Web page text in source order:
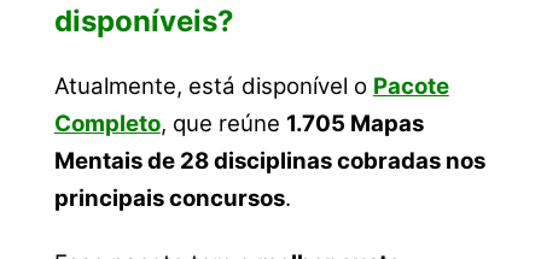
disponíveis?
Atualmente, está disponível o Pacote
Completo, que reúne 1.705 Mapas
Mentais de 28 disciplinas cobradas nos
principais concursos.